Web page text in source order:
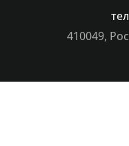
410049,